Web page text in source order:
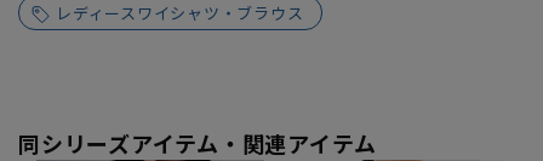
レディースワイシャツ・ブラウス
同シリーズアイテム・関連アイテム